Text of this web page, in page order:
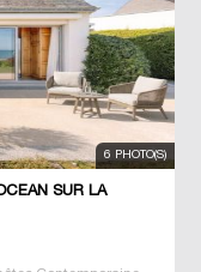
6 PHOTO(S)
SUR LA